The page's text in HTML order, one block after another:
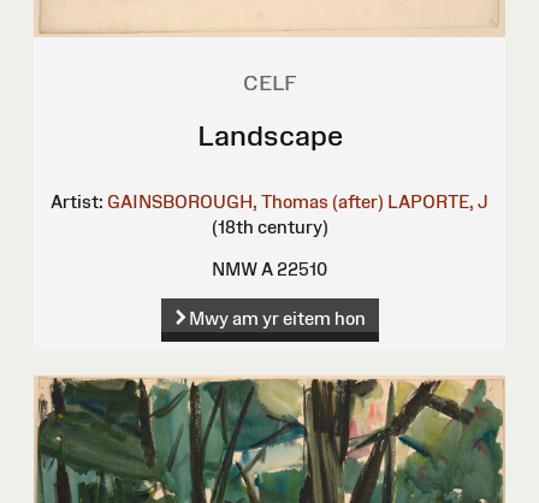
CELF
Landscape
Artist: GAINSBOROUGH, Thomas (after) LAPORTE, J
(18th century)
NMW A 22510
Mwy am yr eitem hon